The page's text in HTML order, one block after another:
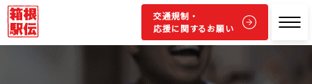
交通規制・
応援に関するお願い